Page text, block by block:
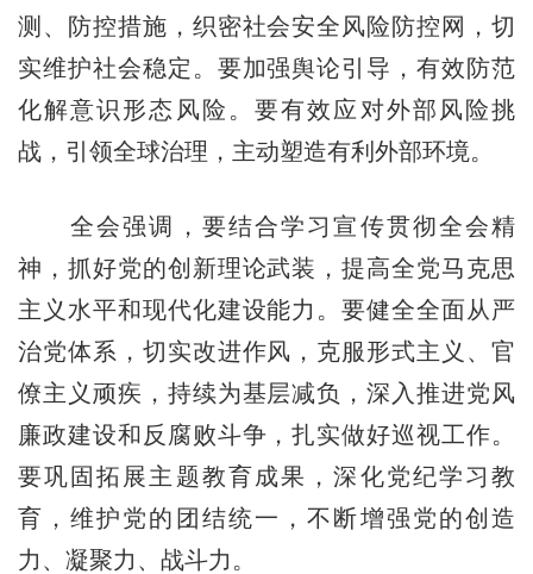
测、防控措施，织密社会安全风险防控网，切
实维护社会稳定。要加强舆论引导，有效防范
化解意识形态风险。要有效应对外部风险挑
战，引领全球治理，主动塑造有利外部环境。
全会强调，要结合学习宣传贯彻全会精
神，抓好党的创新理论武装，提高全党马克思
主义水平和现代化建设能力。要健全全面从严
治党体系，切实改进作风，克服形式主义、官
僚主义顽疾，持续为基层减负，深入推进党风
廉政建设和反腐败斗争，扎实做好巡视工作。
要巩固拓展主题教育成果，深化党纪学习教
育，维护党的团结统一，不断增强党的创造
力、凝聚力、战斗力。